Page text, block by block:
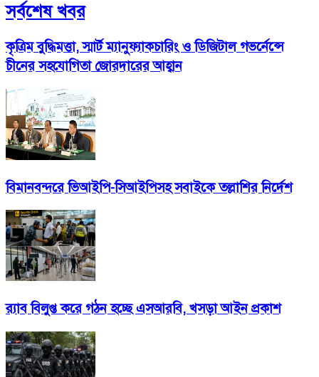
সর্বশেষ খবর
কৃত্রিম বুদ্ধিমত্তা, স্মার্ট ম্যানুফ্যাকচারিং ও ডিজিটাল গভর্নেন্সে
চীনের সহযোগিতা জোরদারের আহ্বান
বিমানবন্দরে ভিআইপি-সিআইপিসহ সবাইকে তল্লাশির নির্দেশ
র‍্যাব বিলুপ্ত করে গঠন হচ্ছে এসআরবি, খসড়া আইন প্রকাশ